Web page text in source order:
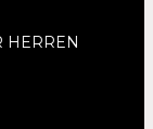
HERREN